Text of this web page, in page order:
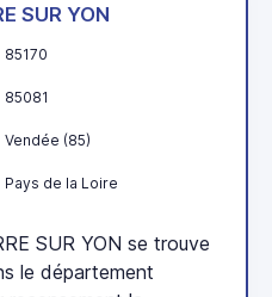
SUR YON
85170
85081
Vendée (85)
Pays de la Loire
SUR YON se trouve
le département